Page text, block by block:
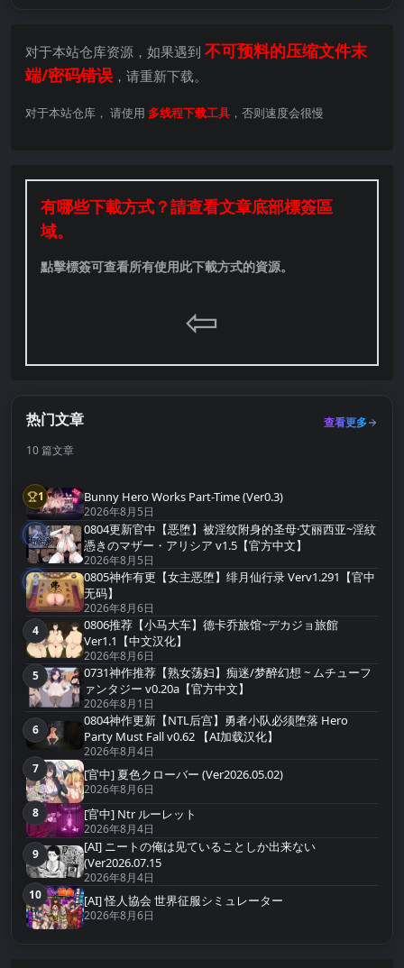
对于本站仓库资源，如果遇到 不可预料的压缩文件末
端/密码错误 ，请重新下载。
对于本站仓库， 请使用 多线程下载工具 ，否则速度会很慢
有哪些下載方式？請查看文章底部標簽區
域。
點擊標簽可查看所有使用此下載方式的資源。
⇦
热门文章
查看更多
10 篇文章
第1名
1 Bunny Hero Works Part-Time (Ver0.3)
2026年8月5日
第2名
2
0804更新官中【恶堕】被淫纹附身的圣母·艾丽西亚~淫紋
憑きのマザー・アリシア v1.5【官方中文】
2026年8月5日
第3名
3
0805神作有更【女主恶堕】绯月仙行录 Verv1.291【官中
无码】
2026年8月6日
第4名
4
0806推荐【小马大车】德卡乔旅馆~デカジョ旅館
Ver1.1【中文汉化】
2026年8月6日
第5名
5
0731神作推荐【熟女荡妇】痴迷/梦醉幻想 ~ ムチューフ
ァンタジー v0.20a【官方中文】
2026年8月1日
第6名
6
0804神作更新【NTL后宫】勇者小队必须堕落 Hero
Party Must Fall v0.62 【AI加载汉化】
2026年8月4日
第7名
7 [官中] 夏色クローバー (Ver2026.05.02)
2026年8月6日
第8名
8 [官中] Ntr ルーレット
2026年8月4日
第9名
9
[AI] ニートの俺は见ていることしか出来ない
(Ver2026.07.15
2026年8月4日
第10名
10 [AI] 怪人協会 世界征服シミュレーター
2026年8月6日